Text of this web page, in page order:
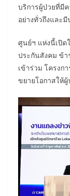
บริการผู้ป่วยที่มี
อย่างทั่วถึงและ
ศูนย์ฯ แห่งนี้เปิด
ประกันสังคม ข้า
เข้าร่วม โครงก
ขยายโอกาสให้ผู้